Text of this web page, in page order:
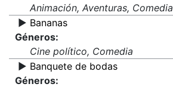
Animación, Aventuras, Comedia
▶️ Bananas
Géneros:
Cine político, Comedia
▶️ Banquete de bodas
Géneros: